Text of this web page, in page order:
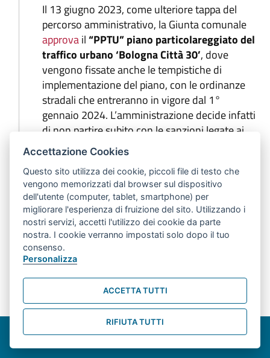
Il 13 giugno 2023, come ulteriore tappa del
percorso amministrativo, la Giunta comunale
approvail“PPTU” piano particolareggiato del
traffico urbano ‘Bologna Città 30’, dove
vengono fissate anche le tempistiche di
implementazione del piano, con le ordinanze
stradali che entreranno in vigore dal 1°
gennaio 2024. L’amministrazione decide infatti
di non partire subito con le sanzioni legate ai
nuovi limiti di velocità, ma di prevedere 6 mesi
di transizione nei quali implementare tutta la
nuova segnaletica verticale e orizzontale, fare
una grande campagna di comunicazione e
sensibilizzazione delle persone, informare e
ascoltare la cittadinanza tramite un apposito
questionario, curato dalla Fondazione
Innovazione Urbana.
Maggio 2023
Bologna
Accettazione Cookies
Questo sito utilizza dei cookie, piccoli file di testo che
vengono memorizzati dal browser sul dispositivo
dell'utente (computer, tablet, smartphone) per
migliorare l'esperienza di fruizione del sito. Utilizzando i
nostri servizi, accetti l'utilizzo dei cookie da parte
nostra. I cookie verranno impostati solo dopo il tuo
consenso.
Personalizza
ACCETTA TUTTI
RIFIUTA TUTTI